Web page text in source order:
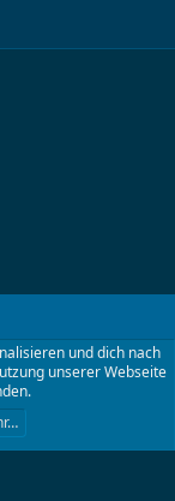
Ltd.
und dich nach
unserer Webseite